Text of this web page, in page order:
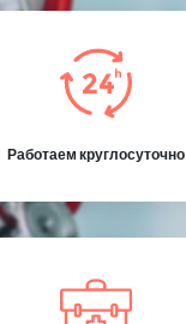
Работаем круглосуточно